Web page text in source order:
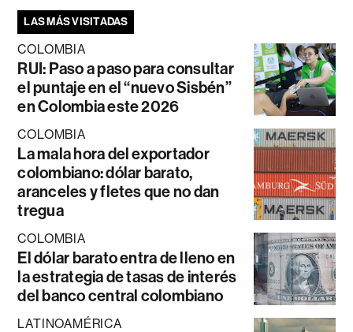
LAS MÁS VISITADAS
COLOMBIA
RUI: Paso a paso para consultar
el puntaje en el “nuevo Sisbén”
en Colombia este 2026
COLOMBIA
La mala hora del exportador
colombiano: dólar barato,
aranceles y fletes que no dan
tregua
COLOMBIA
El dólar barato entra de lleno en
la estrategia de tasas de interés
del banco central colombiano
LATINOAMÉRICA